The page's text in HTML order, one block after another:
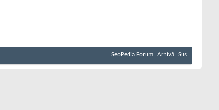
SeoPedia Forum Arhivă Sus